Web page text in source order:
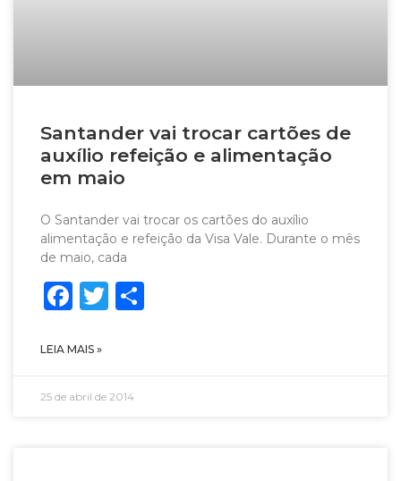
Santander vai trocar cartões de
auxílio refeição e alimentação
em maio
O Santander vai trocar os cartões do auxílio
alimentação e refeição da Visa Vale. Durante o mês
de maio, cada
Facebook
Twitter
LEIA MAIS »
25 de abril de 2014